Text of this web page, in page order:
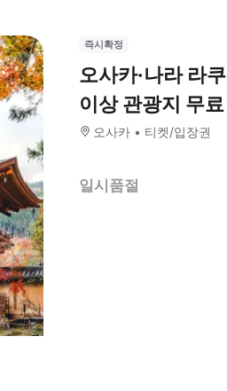
즉시확정
오사카·나라 라
이상 관광지 무
오사카 티켓/입장권
일시품절